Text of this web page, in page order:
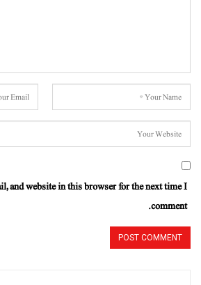
and website in this browser for the next time I
comment.